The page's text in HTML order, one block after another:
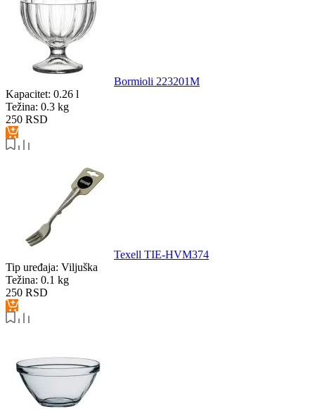
Bormioli 223201M
Kapacitet: 0.26 l
Težina: 0.3 kg
250 RSD
Texell TIE-HVM374
Tip uređaja: Viljuška
Težina: 0.1 kg
250 RSD